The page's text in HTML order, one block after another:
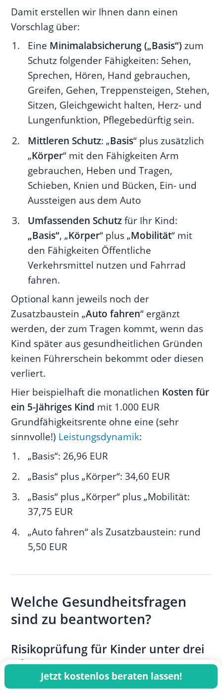
Jetzt kostenlos beraten lassen!
Damit erstellen wir Ihnen dann einen
Vorschlag über:
Eine Minimalabsicherung („Basis“)zum
Schutz folgender Fähigkeiten: Sehen,
Sprechen, Hören, Hand gebrauchen,
Greifen, Gehen, Treppensteigen, Stehen,
Sitzen, Gleichgewicht halten, Herz- und
Lungenfunktion, Pflegebedürftig sein.
Mittleren Schutz: „Basis“ plus zusätzlich
„Körper“ mit den Fähigkeiten Arm
gebrauchen, Heben und Tragen,
Schieben, Knien und Bücken, Ein- und
Aussteigen aus dem Auto
Umfassenden Schutzfür Ihr Kind:
„Basis“, „Körper“ plus „Mobilität“ mit
den Fähigkeiten Öffentliche
Verkehrsmittel nutzen und Fahrrad
fahren.
Optional kann jeweils noch der
Zusatzbaustein „Auto fahren“ ergänzt
werden, der zum Tragen kommt, wenn das
Kind später aus gesundheitlichen Gründen
keinen Führerschein bekommt oder diesen
verliert.
Hier beispielhaft die monatlichen Kosten für
ein 5-Jähriges Kind mit 1.000 EUR
Grundfähigkeitsrente ohne eine (sehr
sinnvolle!) Leistungsdynamik:
„Basis“: 26,96 EUR
„Basis“ plus „Körper“: 34,60 EUR
„Basis“ plus „Körper“ plus „Mobilität:
37,75 EUR
„Auto fahren“ als Zusatzbaustein: rund
5,50 EUR
Welche Gesundheitsfragen
sind zu beantworten?
Risikoprüfung für Kinder unter drei
Jahren
Die Risikobeurteilung beiKindern unter drei